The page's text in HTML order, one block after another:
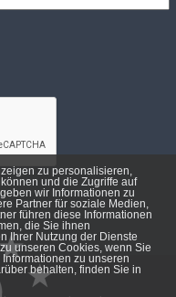
zu personalisieren,
und die Zugriffe auf
wir Informationen zu
Partner für soziale Medien,
führen diese Informationen
die Sie ihnen
Ihrer Nutzung der Dienste
unseren Cookies, wenn Sie
zu unseren
behalten, finden Sie in